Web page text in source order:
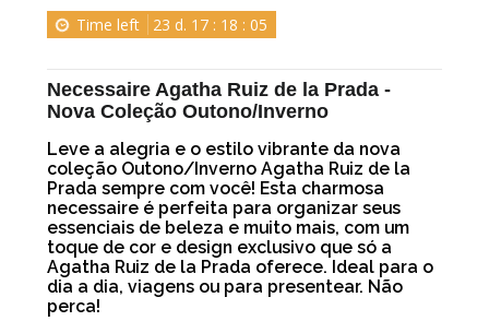
Time left
23 d. 17: 18 : 05
Necessaire Agatha Ruiz de la Prada -
Nova Coleção Outono/Inverno
Leve a alegria e o estilo vibrante da nova
coleção Outono/Inverno Agatha Ruiz de la
Prada sempre com você! Esta charmosa
necessaire é perfeita para organizar seus
essenciais de beleza e muito mais, com um
toque de cor e design exclusivo que só a
Agatha Ruiz de la Prada oferece. Ideal para o
dia a dia, viagens ou para presentear. Não
perca!